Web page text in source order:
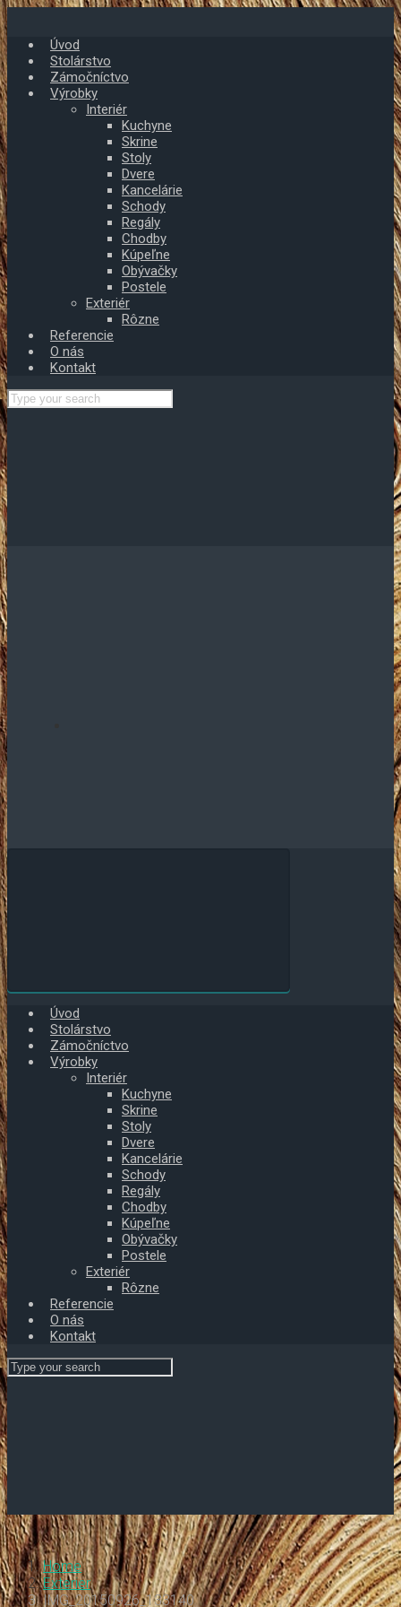
Skip
to
main
content
Úvod
Stolárstvo
Zámočníctvo
Výrobky
Interiér
Kuchyne
Skrine
Stoly
Dvere
Kancelárie
Schody
Regály
Chodby
Kúpeľne
Obývačky
Postele
Exteriér
Rôzne
Referencie
O nás
Kontakt
Úvod
Stolárstvo
Zámočníctvo
Výrobky
Interiér
Kuchyne
Skrine
Stoly
Dvere
Kancelárie
Schody
Regály
Chodby
Kúpeľne
Obývačky
Postele
Exteriér
Rôzne
Referencie
O nás
Kontakt
Home
Exterier
IMG_20150926_133140